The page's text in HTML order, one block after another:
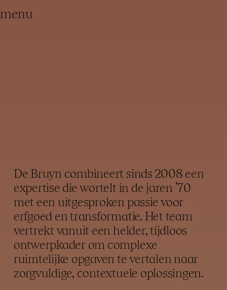
menu
De Bruyn combineert sinds 2008 een
expertise die wortelt in de jaren ’70
met een uitgesproken passie voor
erfgoed en transformatie. Het team
vertrekt vanuit een helder, tijdloos
ontwerpkader om complexe
ruimtelijke opgaven te vertalen naar
zorgvuldige, contextuele oplossingen.